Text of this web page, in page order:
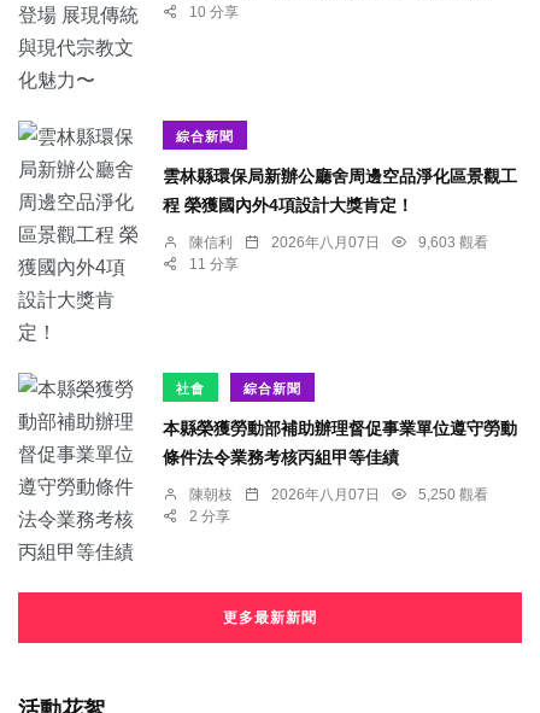
10 分享
綜合新聞
雲林縣環保局新辦公廳舍周邊空品淨化區景觀工
程 榮獲國內外4項設計大獎肯定！
陳信利 2026年八月07日
9,603 觀看
11 分享
社會 綜合新聞
本縣榮獲勞動部補助辦理督促事業單位遵守勞動
條件法令業務考核丙組甲等佳績
陳朝枝 2026年八月07日
5,250 觀看
2 分享
更多最新新聞